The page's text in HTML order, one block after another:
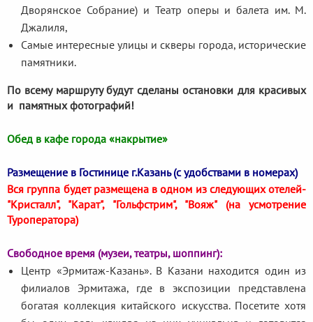
Дворянское Собрание) и Театр оперы и балета им. М.
Джалиля,
Самые интересные улицы и скверы города, исторические
памятники.
По всему маршруту будут сделаны остановки для красивых
и памятных фотографий!
Обед в кафе города «накрытие»
Размещение в Гостинице г.Казань (с удобствами в номерах)
Вся группа будет размещена в одном из следующих отелей-
"Кристалл", "Карат", "Гольфстрим", "Вояж" (на усмотрение
Туроператора)
Свободное время (музеи, театры, шоппинг):
Центр «Эрмитаж-Казань». В Казани находится один из
филиалов Эрмитажа, где в экспозиции представлена
богатая коллекция китайского искусства. Посетите хотя